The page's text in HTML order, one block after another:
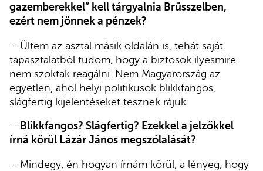
gazemberekkel” kell tárgyalnia Brüsszelben,
ezért nem jönnek a pénzek?
– Ültem az asztal másik oldalán is, tehát saját
tapasztalatból tudom, hogy a biztosok ilyesmire
nem szoktak reagálni. Nem Magyarország az
egyetlen, ahol helyi politikusok blikkfangos,
slágfertig kijelentéseket tesznek rájuk.
– Blikkfangos? Slágfertig? Ezekkel a jelzőkkel
írná körül Lázár János megszólalását?
– Mindegy, én hogyan írnám körül, a lényeg, hogy